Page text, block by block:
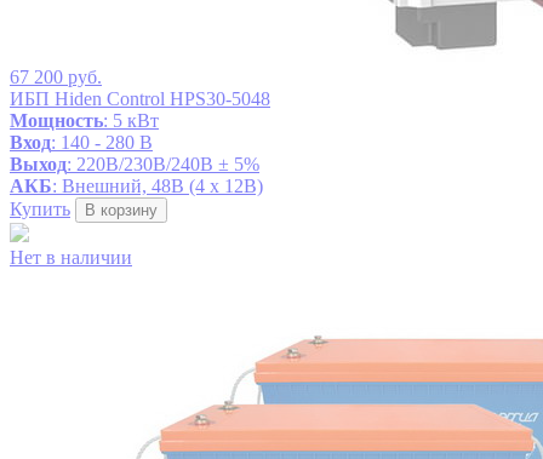
67 200 руб.
ИБП Hiden Control HPS30-5048
Мощность: 5 кВт
Вход: 140 - 280 В
Выход: 220В/230В/240В ± 5%
АКБ: Внешний, 48В (4 x 12В)
Купить
В корзину
Нет в наличии